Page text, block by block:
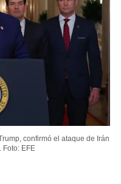
confirmó el ataque de Irán
Foto: EFE